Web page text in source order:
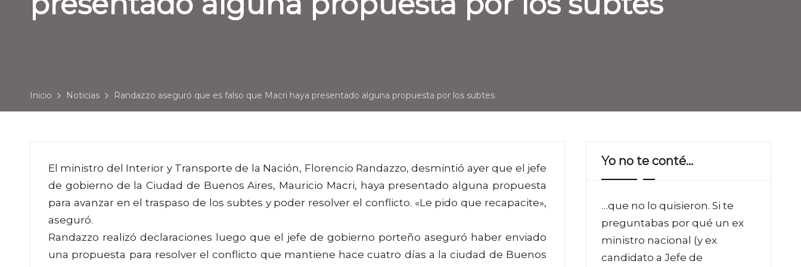
Inicio Noticias Randazzo aseguró que es falso que Macri haya presentado alguna propuesta por los subtes
El ministro del Interior y Transporte de la Nación, Florencio Randazzo, desmintió ayer que el jefe
de gobierno de la Ciudad de Buenos Aires, Mauricio Macri, haya presentado alguna propuesta
para avanzar en el traspaso de los subtes y poder resolver el conflicto. «Le pido que recapacite»,
aseguró.
Randazzo realizó declaraciones luego que el jefe de gobierno porteño aseguró haber enviado
una propuesta para resolver el conflicto que mantiene hace cuatro días a la ciudad de Buenos
Yo no te conté…
…que no lo quisieron. Si te
preguntabas por qué un ex
ministro nacional (y ex
candidato a Jefe de